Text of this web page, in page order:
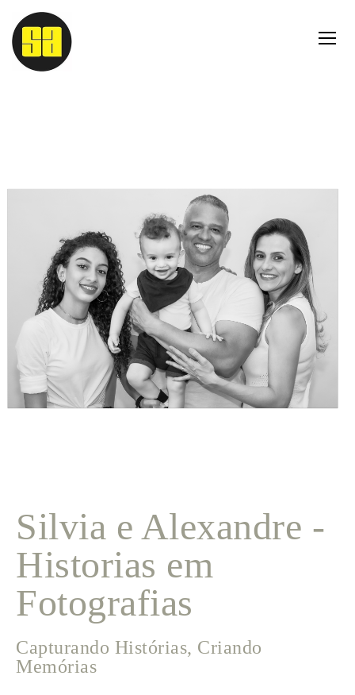
Silvia e Alexandre -
Historias em
Fotografias
Capturando Histórias, Criando
Memórias